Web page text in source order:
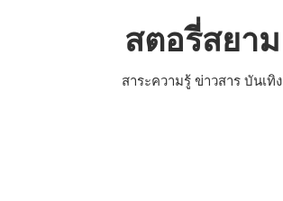
สตอรี่สยาม
สาระความรู้ ข่าวสาร บันเทิง